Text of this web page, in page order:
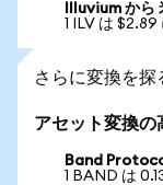
Illuvium から
1 ILV は $2.89
さらに変換を探
アセット変換の
Band
1 BAND は